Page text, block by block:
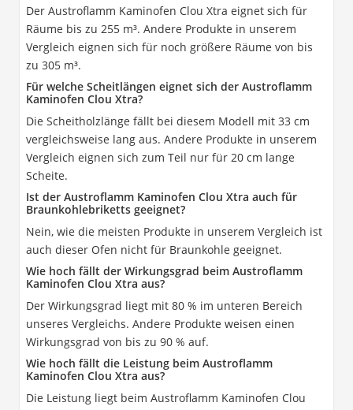
Der Austroflamm Kaminofen Clou Xtra eignet sich für
Räume bis zu 255 m³. Andere Produkte in unserem
Vergleich eignen sich für noch größere Räume von bis
zu 305 m³.
Für welche Scheitlängen eignet sich der Austroflamm
Kaminofen Clou Xtra?
Die Scheitholzlänge fällt bei diesem Modell mit 33 cm
vergleichsweise lang aus. Andere Produkte in unserem
Vergleich eignen sich zum Teil nur für 20 cm lange
Scheite.
Ist der Austroflamm Kaminofen Clou Xtra auch für
Braunkohlebriketts geeignet?
Nein, wie die meisten Produkte in unserem Vergleich ist
auch dieser Ofen nicht für Braunkohle geeignet.
Wie hoch fällt der Wirkungsgrad beim Austroflamm
Kaminofen Clou Xtra aus?
Der Wirkungsgrad liegt mit 80 % im unteren Bereich
unseres Vergleichs. Andere Produkte weisen einen
Wirkungsgrad von bis zu 90 % auf.
Wie hoch fällt die Leistung beim Austroflamm
Kaminofen Clou Xtra aus?
Die Leistung liegt beim Austroflamm Kaminofen Clou